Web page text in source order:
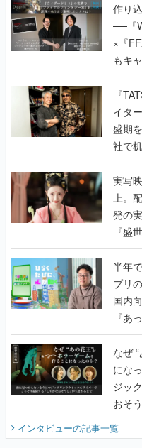
作り
──『
×『
もキ
で作
く
『
イタ
盛期
社で
『
んだ
実写
上。
発の
『盛
うこ
半年で
プリ
国内
『あ
てみた
なぜ
になったのか？
ジッ
おそ
インタビューの記事一覧